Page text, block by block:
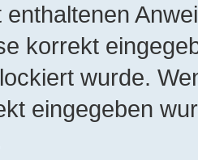
korrekt
wurde.
eingegeben